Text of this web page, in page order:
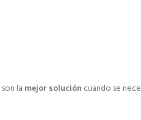
son la mejor solución cuando se